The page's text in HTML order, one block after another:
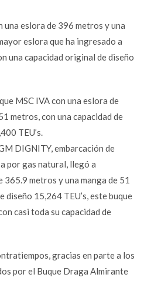
una eslora de 396 metros y una
eslora que ha ingresado a
una capacidad original de diseño
MSC IVA con una eslora de
metros, con una capacidad de
TEU’s.
DIGNITY, embarcación de
por gas natural, llegó a
metros y una manga de 51
diseño 15,264 TEU’s, este buque
casi toda su capacidad de
gracias en parte a los
por el Buque Draga Almirante